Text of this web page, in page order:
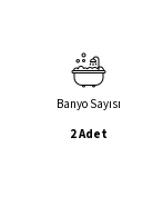
Banyo Sayısı
2 Adet